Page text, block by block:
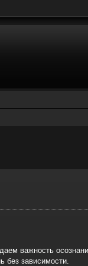
важность
без зависимости.